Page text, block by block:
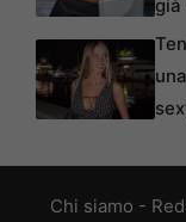
già
Chi siamo -